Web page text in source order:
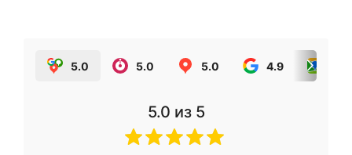
5.0 5.0 5.0 4.9
5.0 из 5